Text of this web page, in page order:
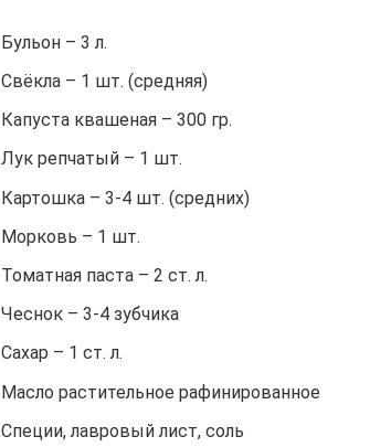
Бульон – 3 л.
Свёкла – 1 шт. (средняя)
Капуста квашеная – 300 гр.
Лук репчатый – 1 шт.
Картошка – 3-4 шт. (средних)
Морковь – 1 шт.
Томатная паста – 2 ст. л.
Чеснок – 3-4 зубчика
Сахар – 1 ст. л.
Масло растительное рафинированное
Специи, лавровый лист, соль